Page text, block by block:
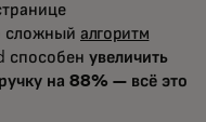
сложный алгоритм
способенувеличить
на 88% — всё это